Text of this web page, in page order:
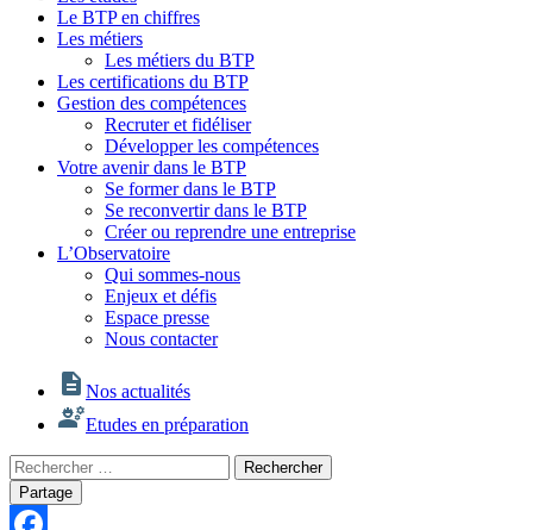
Le BTP en chiffres
Les métiers
Les métiers du BTP
Les certifications du BTP
Gestion des compétences
Recruter et fidéliser
Développer les compétences
Votre avenir dans le BTP
Se former dans le BTP
Se reconvertir dans le BTP
Créer ou reprendre une entreprise
L’Observatoire
Qui sommes-nous
Enjeux et défis
Espace presse
Nous contacter
Nos actualités
Etudes en préparation
Rechercher
:
Rechercher
Partage